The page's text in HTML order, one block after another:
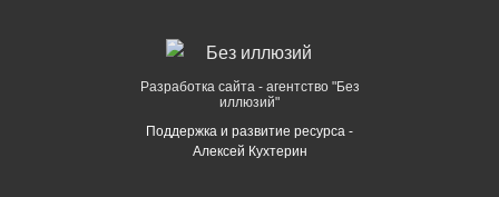
Разработка сайта - агентство "Без
иллюзий"
Поддержка и развитие ресурса -
Алексей Кухтерин